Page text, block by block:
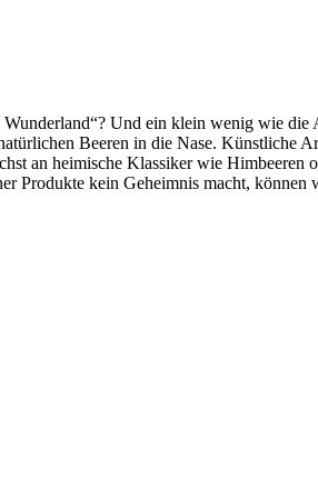
Und ein klein wenig wie
Beeren in die Nase.
an heimische Klassiker wie Himbeeren
Produkte kein Geheimnis macht,